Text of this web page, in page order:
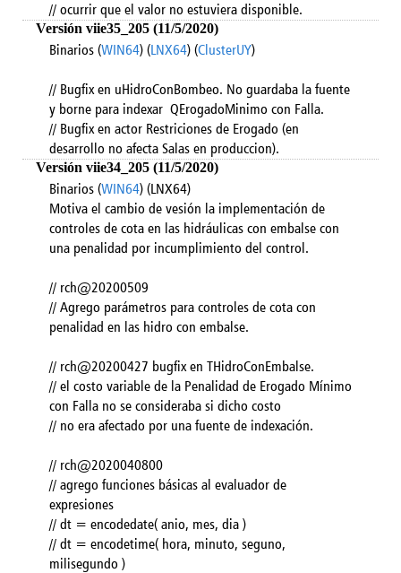
// ocurrir que el valor no estuviera disponible.
Versión viie35_205 (11/5/2020)
Binarios (WIN64) (LNX64) (ClusterUY)
// Bugfix en uHidroConBombeo. No guardaba la fuente
y borne para indexar QErogadoMinimo con Falla.
// Bugfix en actor Restriciones de Erogado (en
desarrollo no afecta Salas en produccion).
Versión viie34_205 (11/5/2020)
Binarios (WIN64) (LNX64)
Motiva el cambio de vesión la implementación de
controles de cota en las hidráulicas con embalse con
una penalidad por incumplimiento del control.
// rch@20200509
// Agrego parámetros para controles de cota con
penalidad en las hidro con embalse.
// rch@20200427 bugfix en THidroConEmbalse.
// el costo variable de la Penalidad de Erogado Mínimo
con Falla no se consideraba si dicho costo
// no era afectado por una fuente de indexación.
// rch@2020040800
// agrego funciones básicas al evaluador de
expresiones
// dt = encodedate( anio, mes, dia )
// dt = encodetime( hora, minuto, seguno,
milisegundo )